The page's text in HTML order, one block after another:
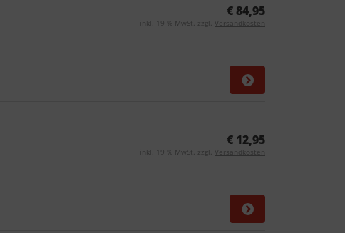
€ 84,95
inkl. 19 % MwSt. zzgl. Versandkosten
€ 12,95
inkl. 19 % MwSt. zzgl. Versandkosten